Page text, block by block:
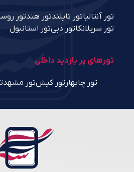
تور آنتالیاتور تایلندتور هندتور
تور سریلانکاتور دبیتور استانبول
تورهای پر بازدید داخلی
تور چابهار تور کیشتور مشهد